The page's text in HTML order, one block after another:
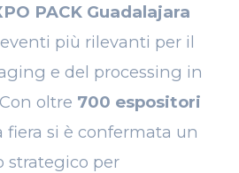
PACK Guadalajara
più rilevanti per il
e del processing in
oltre 700 espositori
si è confermata un
strategico per